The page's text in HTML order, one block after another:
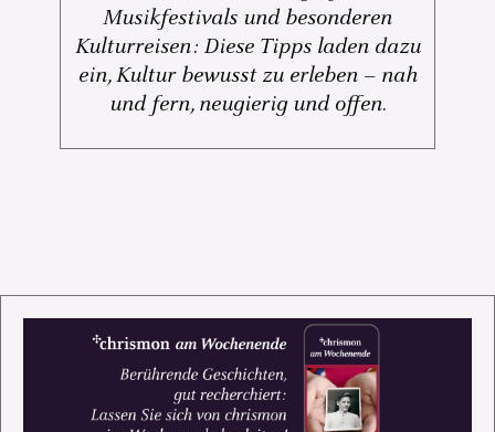
Musikfestivals und besonderen
Kulturreisen: Diese Tipps laden dazu
ein, Kultur bewusst zu erleben – nah
und fern, neugierig und offen.